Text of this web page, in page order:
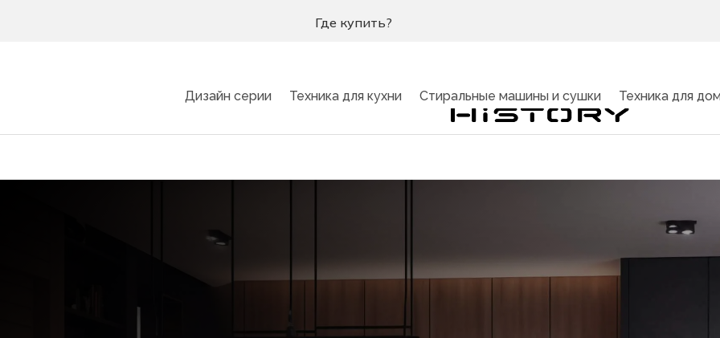
Где купить?
Дизайн серии Техника для кухни Стиральные машины и сушки Техника для